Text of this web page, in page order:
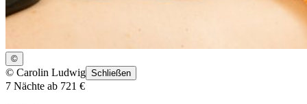
©
© Carolin Ludwig Schließen
7 Nächte ab 721 €